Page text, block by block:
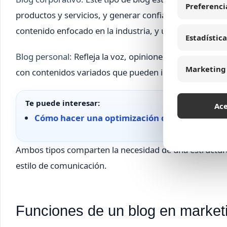
productos y servicios, y generar confianza en
contenido enfocado en la industria, y una estrategia
Blog personal: Refleja la voz, opiniones y
con contenidos variados que pueden incluir desde
Te puede interesar:
Cómo hacer una optimización de motores
Ambos tipos comparten la necesidad de una
estilo de comunicación.
Funciones de un blog en
Marketing